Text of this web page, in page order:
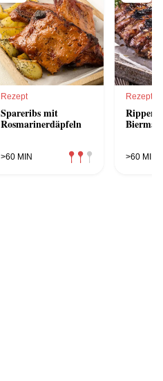
Rezept
Spareribs mit
Rosmarinerdäpfeln
>60 MIN
Rezept
Ripperl
>60 MIN